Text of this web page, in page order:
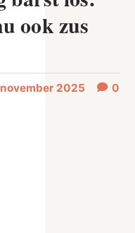
ook zus
2025 0